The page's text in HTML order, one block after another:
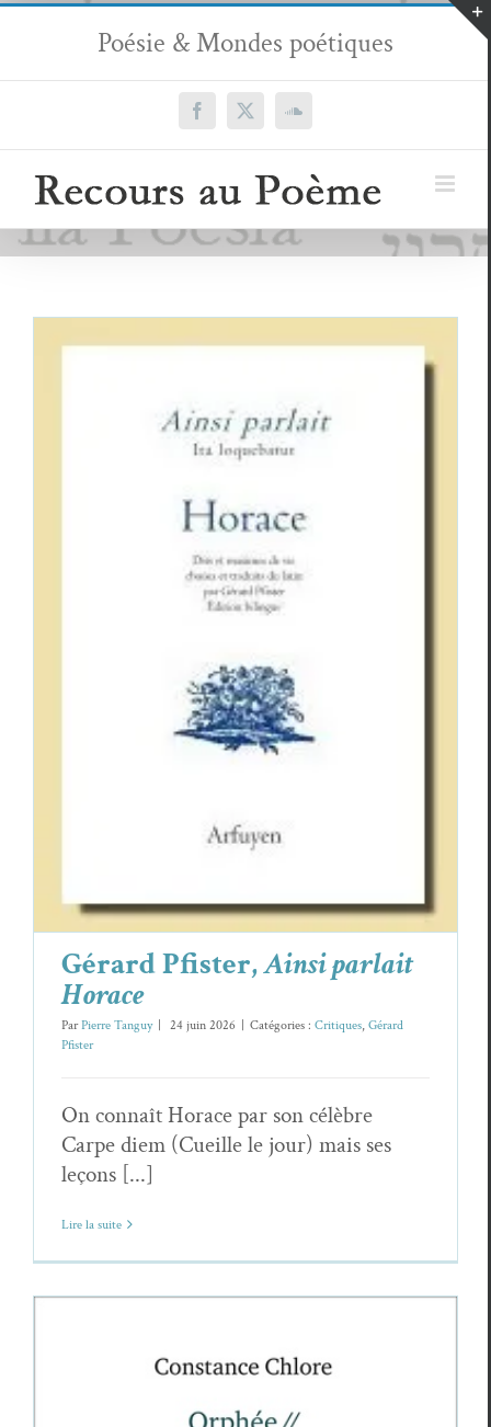
Passer
contenu
Poésie & Mondes poétiques
Facebook
X SoundCloud
Critiques Gérard Pfister
Gérard Pfister,Ainsi parlait
Horace
ParPierre Tanguy 24 juin 2026 Catégories : Critiques, Gérard
Pfister
On connaît Horace par son célèbre
Carpe diem (Cueille le jour) mais ses
leçons [...]
Lire la suite